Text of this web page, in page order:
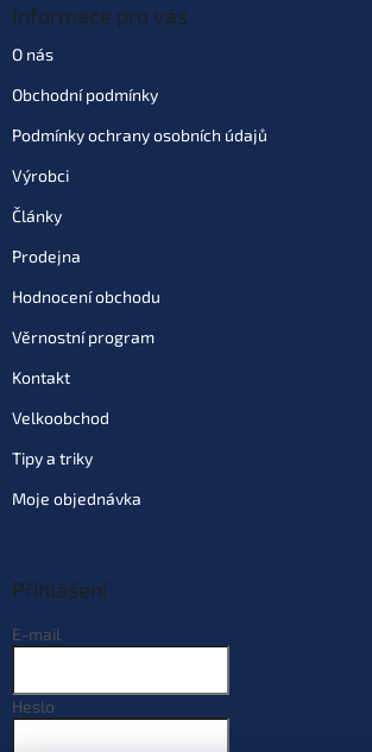
Informace pro vás
O nás
Obchodní podmínky
Podmínky ochrany osobních údajů
Výrobci
Články
Prodejna
Hodnocení obchodu
Věrnostní program
Kontakt
Velkoobchod
Tipy a triky
Moje objednávka
Přihlášení
E-mail
Heslo